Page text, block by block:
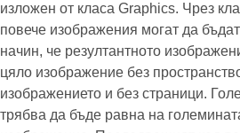
изложен от класа Graphics. Чрез
повече изображения могат да
начин, че резултантното
цяло изображение без
изображението и без страници.
трябва да бъде равна на